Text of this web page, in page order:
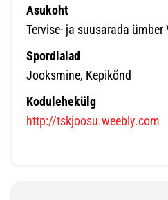
Asukoht
Tervise- ja suusarada
Spordialad
Jooksmine, Kepikõnd
Kodulehekülg
http://tskjoosu.weebly.com